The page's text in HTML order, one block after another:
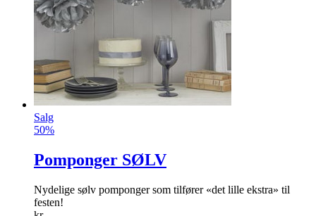
Denne LED-solar-kanten lyser opp blomster­bed og trær.
info
Kjøp